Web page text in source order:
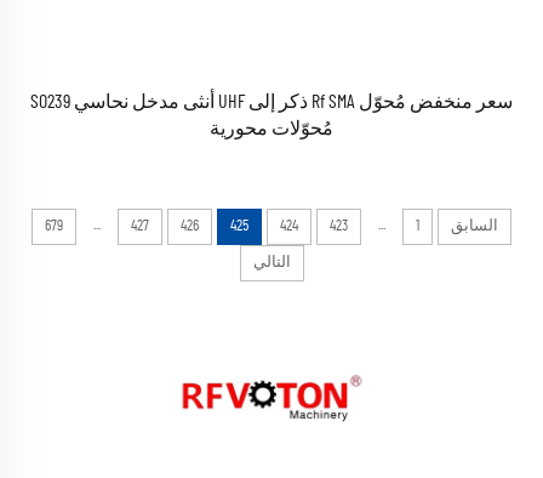
سعر منخفض مُحوّل Rf SMA ذكر إلى UHF أنثى مدخل نحاسي SO239
مُحوّلات محورية
السابق 1
...
423
424
425
426
427
...
679
التالي